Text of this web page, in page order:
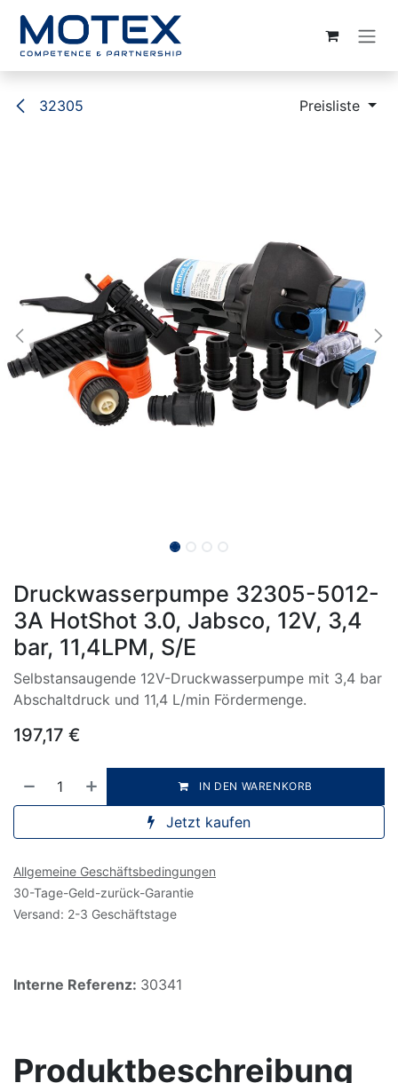
32305 Preisliste
Druckwasserpumpe 32305-5012-
3A HotShot 3.0, Jabsco, 12V, 3,4
bar, 11,4LPM, S/E
Selbstansaugende 12V-Druckwasserpumpe mit 3,4 bar
Abschaltdruck und 11,4 L/min Fördermenge.
197,17 €
IN DEN WARENKORB
Jetzt kaufen
Allgemeine Geschäftsbedingungen
30-Tage-Geld-zurück-Garantie
Versand: 2-3 Geschäftstage
Interne Referenz: 30341
Produktbeschreibung